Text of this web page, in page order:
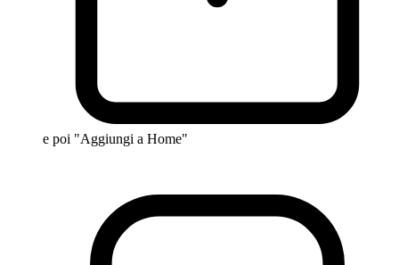
e poi "Aggiungi a Home"